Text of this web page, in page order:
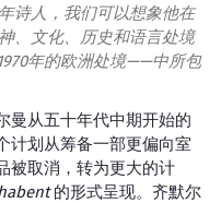
诗人，我们可以想象他在
、文化、历史和语言处境
年的欧洲处境——中所包
曼从五十年代中期开始的
计划从筹备一部更偏向室
被取消，转为更大的计
的形式呈现。齐默尔